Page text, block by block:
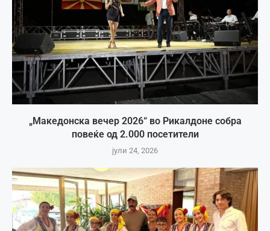
„Македонска вечер 2026“ во Рикалдоне собра
повеќе од 2.000 посетители
јули 24, 2026